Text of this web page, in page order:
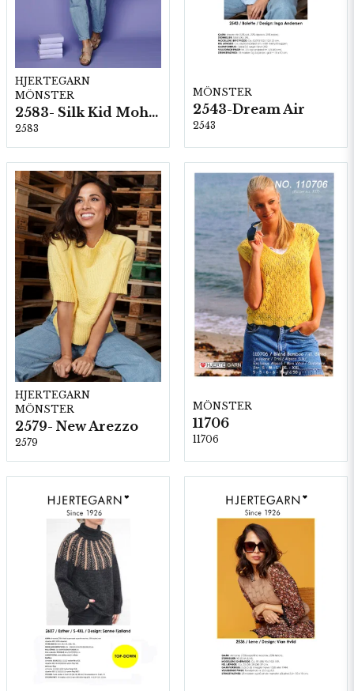
HJERTEGARN
MÖNSTER
2583- Silk Kid Mohair
2583
MÖNSTER
2543-Dream Air
2543
HJERTEGARN
MÖNSTER
2579- New Arezzo
2579
MÖNSTER
11706
11706